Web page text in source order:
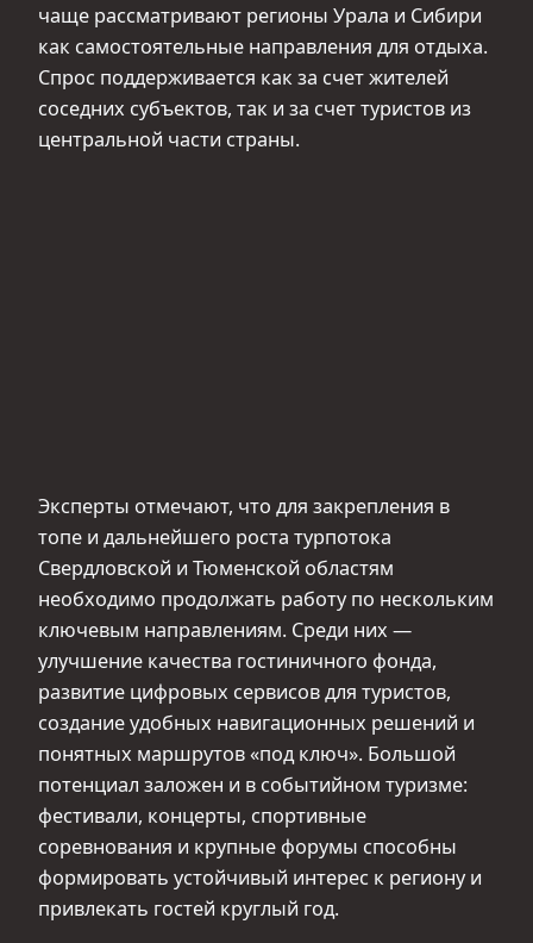
чаще рассматривают регионы Урала и Сибири
как самостоятельные направления для отдыха.
Спрос поддерживается как за счет жителей
соседних субъектов, так и за счет туристов из
центральной части страны.
Эксперты отмечают, что для закрепления в
топе и дальнейшего роста турпотока
Свердловской и Тюменской областям
необходимо продолжать работу по нескольким
ключевым направлениям. Среди них —
улучшение качества гостиничного фонда,
развитие цифровых сервисов для туристов,
создание удобных навигационных решений и
понятных маршрутов «под ключ». Большой
потенциал заложен и в событийном туризме:
фестивали, концерты, спортивные
соревнования и крупные форумы способны
формировать устойчивый интерес к региону и
привлекать гостей круглый год.